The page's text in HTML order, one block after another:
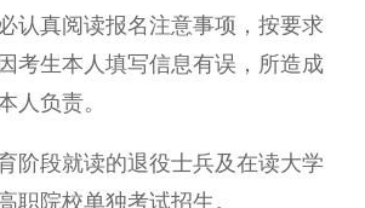
认真阅读报名注意事项，按要求
考生本人填写信息有误，所造成
人负责。
阶段就读的退役士兵及在读大学
职院校单独考试招生。